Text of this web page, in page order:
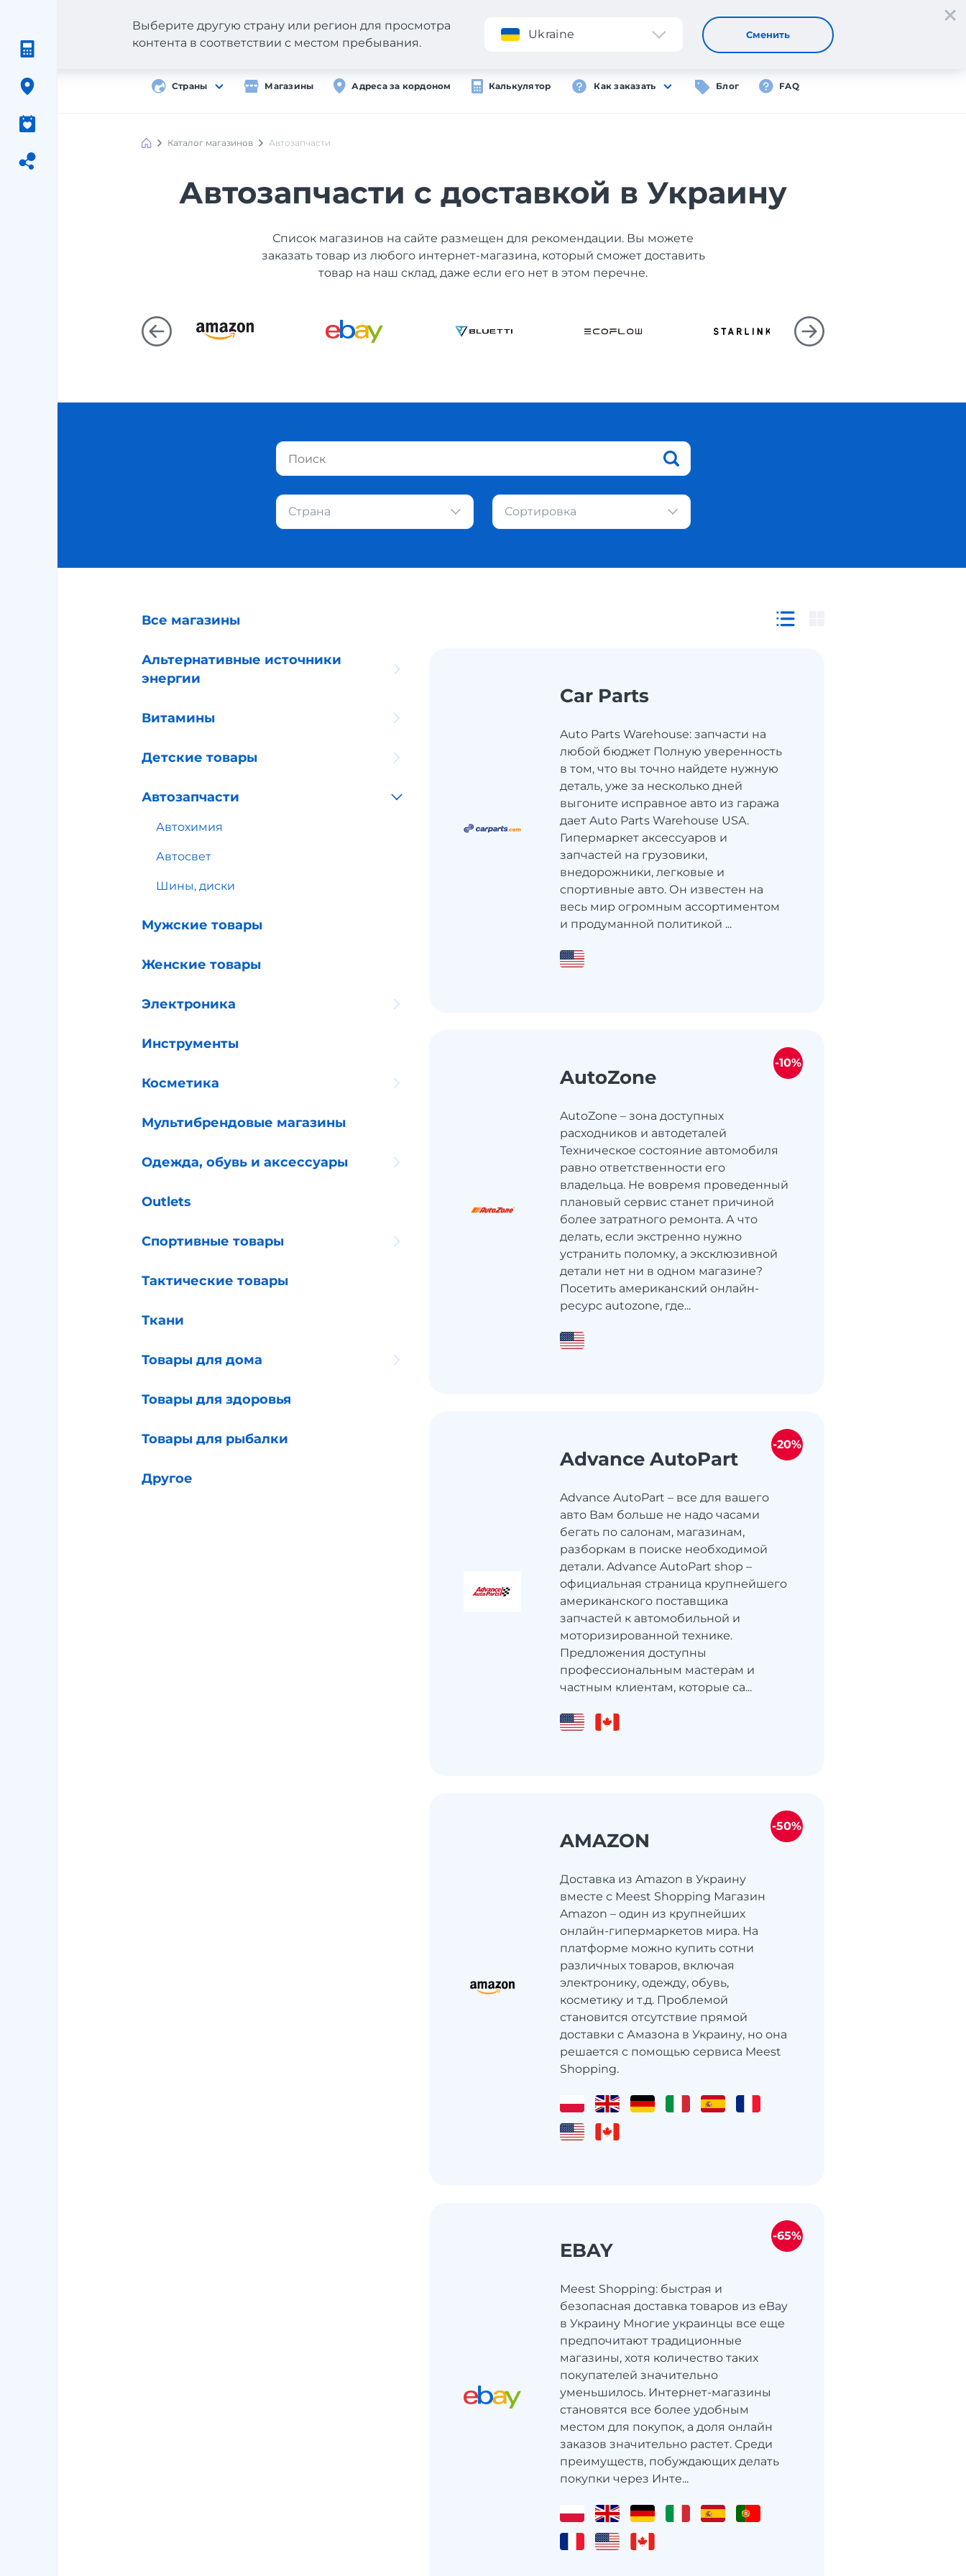
Приложение Регистрация Вход
Страны Магазины Адреса за кордоном Калькулятор Как заказать Блог FAQ
Выберите другую страну или регион для просмотра
контента в соответствии с местом пребывания.
Ukraine Сменить
Каталог магазинов Автозапчасти
Автозапчасти с доставкой в Украину
Список магазинов на сайте размещен для рекомендации. Вы можете
заказать товар из любого интернет-магазина, который сможет доставить
товар на наш склад, даже если его нет в этом перечне.
Страна Сортировка
Все магазины
Альтернативные источники
энергии
Витамины
Детские товары
Автозапчасти
Автохимия
Автосвет
Шины, диски
Мужские товары
Женские товары
Электроника
Инструменты
Косметика
Мультибрендовые магазины
Одежда, обувь и аксессуары
Outlets
Спортивные товары
Тактические товары
Ткани
Товары для дома
Товары для здоровья
Товары для рыбалки
Другое
Car Parts
Auto Parts Warehouse: запчасти на
любой бюджет Полную уверенность
в том, что вы точно найдете нужную
деталь, уже за несколько дней
выгоните исправное авто из гаража
дает Auto Parts Warehouse USA.
Гипермаркет аксессуаров и
запчастей на грузовики,
внедорожники, легковые и
спортивные авто. Он известен на
весь мир огромным ассортиментом
и продуманной политикой ...
AutoZone
AutoZone – зона доступных
расходников и автодеталей
Техническое состояние автомобиля
равно ответственности его
владельца. Не вовремя проведенный
плановый сервис станет причиной
более затратного ремонта. А что
делать, если экстренно нужно
устранить поломку, а эксклюзивной
детали нет ни в одном магазине?
Посетить американский онлайн-
ресурс autozone, где...
-10%
Advance AutoPart
Advance AutoPart – все для вашего
авто Вам больше не надо часами
бегать по салонам, магазинам,
разборкам в поиске необходимой
детали. Advance AutoPart shop –
официальная страница крупнейшего
американского поставщика
запчастей к автомобильной и
моторизированной технике.
Предложения доступны
профессиональным мастерам и
частным клиентам, которые са...
-20%
AMAZON
Доставка из Amazon в Украину
вместе с Meest Shopping Магазин
Amazon – один из крупнейших
онлайн-гипермаркетов мира. На
платформе можно купить сотни
различных товаров, включая
электронику, одежду, обувь,
косметику и т.д. Проблемой
становится отсутствие прямой
доставки с Амазона в Украину, но она
решается с помощью сервиса Meest
Shopping.
-50%
EBAY
Meest Shopping: быстрая и
безопасная доставка товаров из eBay
в Украину Многие украинцы все еще
предпочитают традиционные
магазины, хотя количество таких
покупателей значительно
уменьшилось. Интернет-магазины
становятся все более удобным
местом для покупок, а доля онлайн
заказов значительно растет. Среди
преимуществ, побуждающих делать
покупки через Инте...
-65%